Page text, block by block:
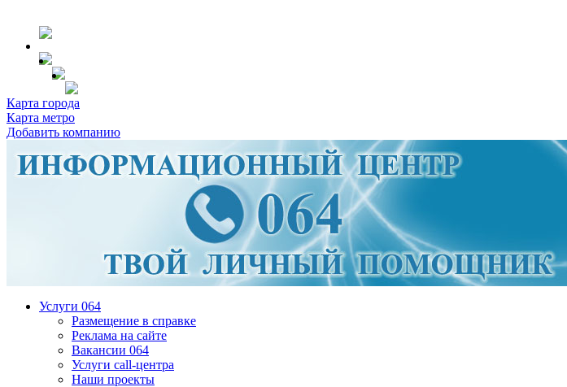
Карта города
Карта метро
Добавить компанию
Услуги 064
Размещение в справке
Реклама на сайте
Вакансии 064
Услуги call-центра
Наши проекты